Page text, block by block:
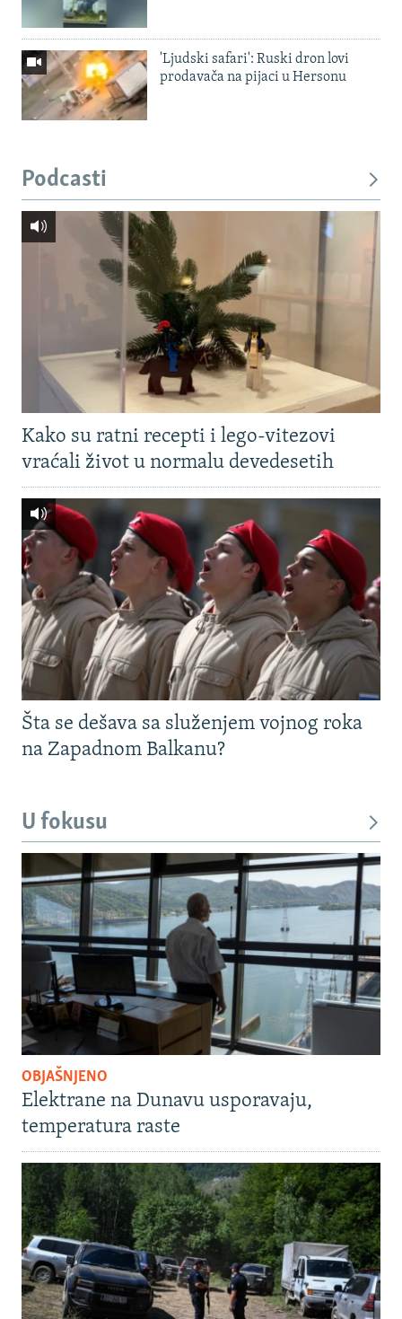
'Ljudski safari': Ruski dron lovi
prodavača na pijaci u Hersonu
Podcasti
Kako su ratni recepti i lego-vitezovi
vraćali život u normalu devedesetih
Šta se dešava sa služenjem vojnog roka
na Zapadnom Balkanu?
U fokusu
OBJAŠNJENO
Elektrane na Dunavu usporavaju,
temperatura raste